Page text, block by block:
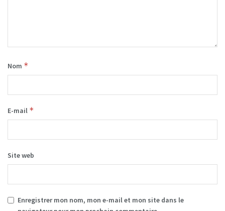
Nom *
E-mail *
Site web
Enregistrer mon nom, mon e-mail et mon site dans le